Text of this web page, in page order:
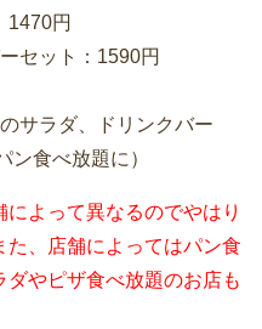
1470円
セット：1590円
サラダ、ドリンクバー
ン食べ放題に）
よって異なるのでやはり
、店舗によってはパン食
やピザ食べ放題のお店も